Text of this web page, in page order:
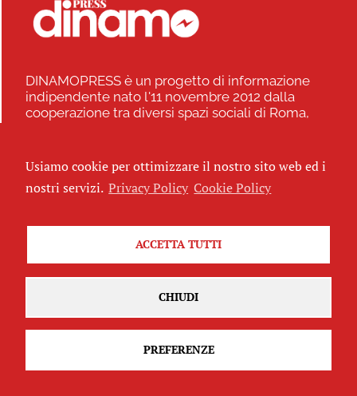
DINAMOPRESS è un progetto di informazione
indipendente nato l'11 novembre 2012 dalla
cooperazione tra diversi spazi sociali di Roma,
Contatti
Progettazione e web design
Lorenzo Sansonetti
Alberto de Nicola
Sviluppo
Usiamo cookie per ottimizzare il nostro sito web ed i
nostri servizi. Privacy Policy Cookie Policy
ACCETTA TUTTI
CHIUDI
PREFERENZE